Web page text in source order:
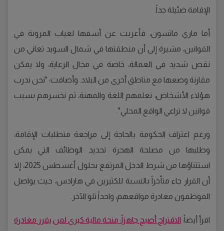
الإقامة ضئيلة جداً.
أما ماري ماتسون، فأعربت عن أسفها لغياب المرونة في
القوانين، مشيرة إلى أن منطقتها في شمال السويد تعاني من
نقص شديد في العمالة، خاصة في مجال الرعاية، ولا يمكن
مقارنة وضعها مع مناطق أخرى من البلاد. وأضافت: "نحن ندرب
هؤلاء الأشخاص، نعلمهم اللغة والمهنة، ثم نخسرهم بسبب
قوانين لا تراعي الواقع المحلي".
ورغم اعتراف الحكومة بالحاجة إلى مراجعة متطلبات الإقامة،
وطلبها من مصلحة الهجرة تحديد الوظائف التي يمكن
استثناؤها من شرط الدخل المرتفع بحلول أغسطس 2025، إلا
أن القرار جاء متأخراً بالنسبة للكثيرين في هارادس، حيث يواصل
الموظفون مغادرة مواقعهم، واحداً تلو الآخر.
اقرأ أيضاً: الاقتراح أصبح جاهزاً: منحة مالية كبرى لمن يقرر مغادرة